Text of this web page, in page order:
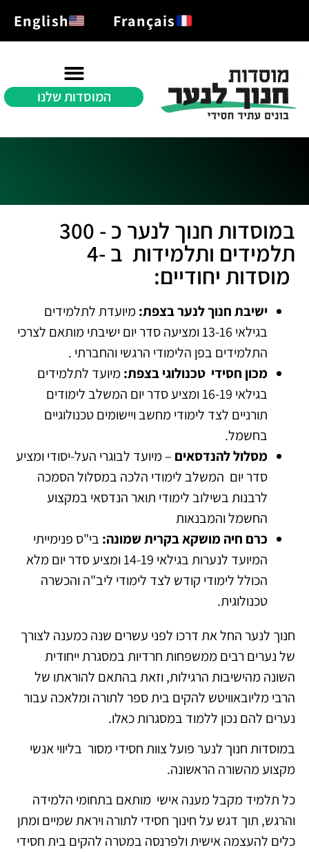
Français
English
המוסדות שלנו
במוסדות חנוך לנער כ - 300
תלמידים ותלמידות ב -4
מוסדות יחודיים:
ישיבת חנוך לנער בצפת: מיועדת לתלמידים
בגילאי 13-16 ומציעה סדר יום ישיבתי מותאם לצרכי
התלמידים בפן הלימודי הרגשי והחברתי .
מכון חסידי טכנולוגי בצפת: מיועד לתלמידים
בגילאי 16-19 ומציע סדר יום המשלב לימודים
תורניים לצד לימודי מחשב ויישומים טכנולוגיים
בחשמל.
מסלול להנדסאים – מיועד לבוגרי העל-יסודי ומציע
סדר יום המשלב לימודי הלכה במסלול הסמכה
לרבנות בשילוב לימודי תואר הנדסאי במקצוע
החשמל והמבנאות
כרם חיה מושקא בקרית שמונה: בי"ס פנימייתי
המיועד לנערות בגילאי 14-19 ומציע סדר יום מלא
הכולל לימודי קודש לצד לימודי ליב"ה והכשרה
טכנולוגית.
חנוך לנער החל את דרכו לפני עשרים שנה כמענה לצורך
של נערים רבים ממשפחות חרדיות במסגרת ייחודית
השונה מהישיבות הרגילות, וזאת בהתאם להוראתו של
הרבי מליובאוויטש להקים בית ספר לתורה ומלאכה עבור
נערים להם נכון ללמוד במסגרות כאלו.
במוסדות חנוך לנער פועל צוות חסידי מסור בליווי אנשי
מקצוע מהשורה הראשונה.
כל תלמיד מקבל מענה אישי מותאם בתחומי הלמידה
והרגש, תוך דגש על חינוך חסידי לתורה ויראת שמיים ומתן
כלים להעצמה אישית ולפרנסה במטרה להקים בית חסידי